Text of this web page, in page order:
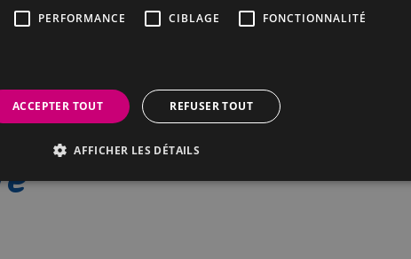
renforcer votre conformité
la gestion papier
pour
PERFORMANCE CIBLAGE FONCTIONNALITÉ
ACCEPTER TOUT REFUSER TOUT
AFFICHER LES DÉTAILS